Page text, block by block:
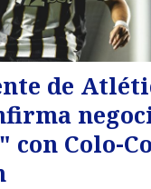
de
con Colo-